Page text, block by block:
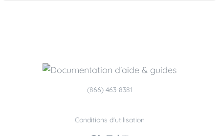
(866) 463-8381
Conditions d'utilisation